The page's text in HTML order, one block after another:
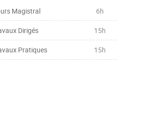
Magistral 6h
Dirigés 15h
Pratiques 15h